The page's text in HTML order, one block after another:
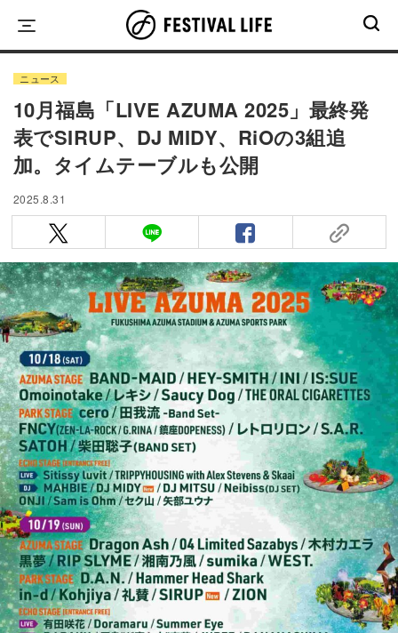
content
ニュース
10月福島「LIVE AZUMA 2025」最終発
表でSIRUP、DJ MIDY、RiOの3組追
加。タイムテーブルも公開
2025.8.31